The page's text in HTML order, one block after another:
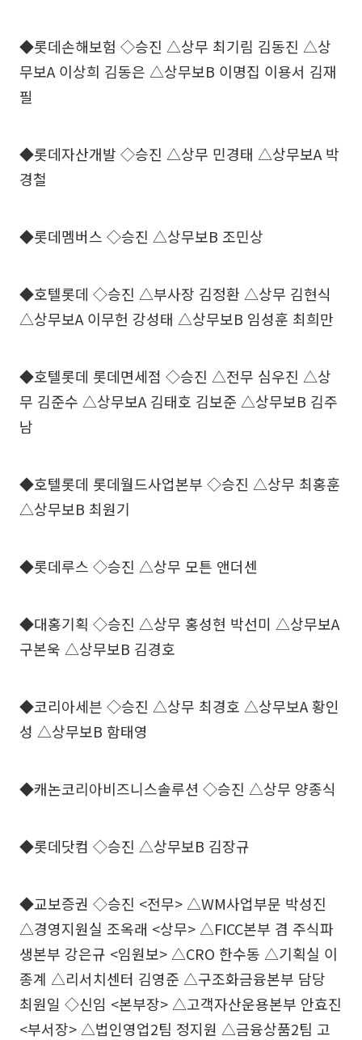
◆롯데손해보험 ◇승진 △상무 최기림 김동진 △상
무보A 이상희 김동은 △상무보B 이명집 이용서 김재
필
◆롯데자산개발 ◇승진 △상무 민경태 △상무보A 박
경철
◆롯데멤버스 ◇승진 △상무보B 조민상
◆호텔롯데 ◇승진 △부사장 김정환 △상무 김현식
△상무보A 이무헌 강성태 △상무보B 임성훈 최희만
◆호텔롯데 롯데면세점 ◇승진 △전무 심우진 △상
무 김준수 △상무보A 김태호 김보준 △상무보B 김주
남
◆호텔롯데 롯데월드사업본부 ◇승진 △상무 최홍훈
△상무보B 최원기
◆롯데루스 ◇승진 △상무 모튼 앤더센
◆대홍기획 ◇승진 △상무 홍성현 박선미 △상무보A
구본욱 △상무보B 김경호
◆코리아세븐 ◇승진 △상무 최경호 △상무보A 황인
성 △상무보B 함태영
◆캐논코리아비즈니스솔루션 ◇승진 △상무 양종식
◆롯데닷컴 ◇승진 △상무보B 김장규
◆교보증권 ◇승진 <전무> △WM사업부문 박성진
△경영지원실 조옥래 <상무> △FICC본부 겸 주식파
생본부 강은규 <임원보> △CRO 한수동 △기획실 이
종계 △리서치센터 김영준 △구조화금융본부 담당
최원일 ◇신임 <본부장> △고객자산운용본부 안효진
<부서장> △법인영업2팀 정지원 △금융상품2팀 고